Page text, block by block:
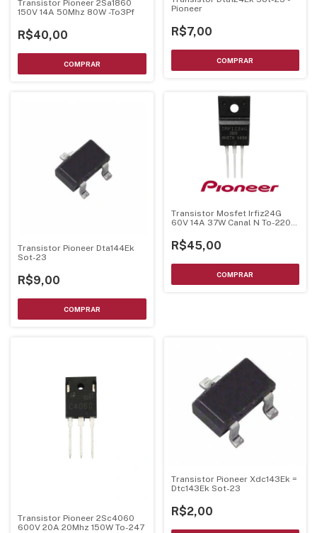
Transistor Pioneer 2Sa1860
150V 14A 50Mhz 80W -To3Pf
R$40,00
Pioneer
R$7,00
Transistor Pioneer Dta144Ek
Sot-23
R$9,00
Transistor Mosfet Irfiz24G
60V 14A 37W Canal N To-220F
R$45,00
Transistor Pioneer 2Sc4060
600V 20A 20Mhz 150W To-247
Transistor Pioneer Xdc143Ek =
Dtc143Ek Sot-23
R$2,00